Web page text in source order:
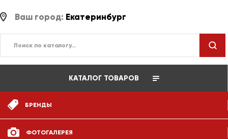
Ваш город: Екатеринбург
КАТАЛОГ ТОВАРОВ
БРЕНДЫ
ФОТОГАЛЕРЕЯ